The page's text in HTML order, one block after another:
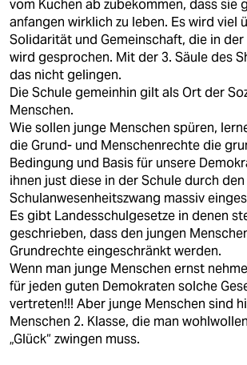
vom Kuchen ab zubekommen, dass sie
anfangen wirklich zu leben. Es wird viel
Solidarität und Gemeinschaft, die in
wird gesprochen. Mit der 3. Säule des
das nicht gelingen.
Die Schule gemeinhin gilt als Ort der
Menschen.
Wie sollen junge Menschen spüren,
die Grund- und Menschenrechte die
Bedingung und Basis für unsere
ihnen just diese in der Schule durch den
Schulanwesenheitszwang massiv
Es gibt Landesschulgesetze in denen
geschrieben, dass den jungen
Grundrechte eingeschränkt werden.
Wenn man junge Menschen ernst
für jeden guten Demokraten solche
vertreten!!! Aber junge Menschen sind
Menschen 2. Klasse, die man
„Glück“ zwingen muss.